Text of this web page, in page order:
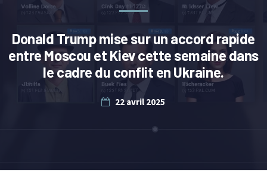
Donald Trump mise sur un accord rapide
entre Moscou et Kiev cette semaine dans
le cadre du conflit en Ukraine.
22 avril 2025